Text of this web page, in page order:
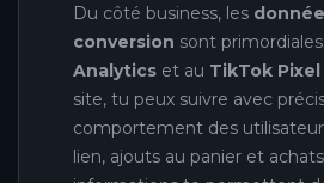
Du côté business, les
conversion sont
Analytics et au TikTok Pixel
site, tu peux suivre avec
comportement des
lien, ajouts au panier et